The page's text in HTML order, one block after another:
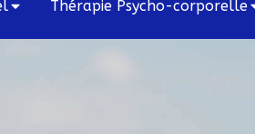
Thérapie Psycho-corporelle